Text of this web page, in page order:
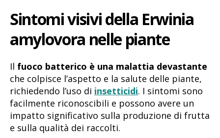
Sintomi visivi della Erwinia
amylovora nelle piante
Il fuoco batterico è una malattia devastante
che colpisce l’aspetto e la salute delle piante,
richiedendo l’uso di insetticidi. I sintomi sono
facilmente riconoscibili e possono avere un
impatto significativo sulla produzione di frutta
e sulla qualità dei raccolti.